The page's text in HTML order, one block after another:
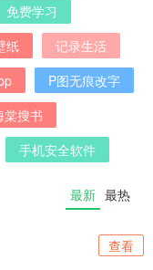
免费学习
纸
记录生活
P图无痕改字
棠搜书
手机安全软件
最新 最热
查看